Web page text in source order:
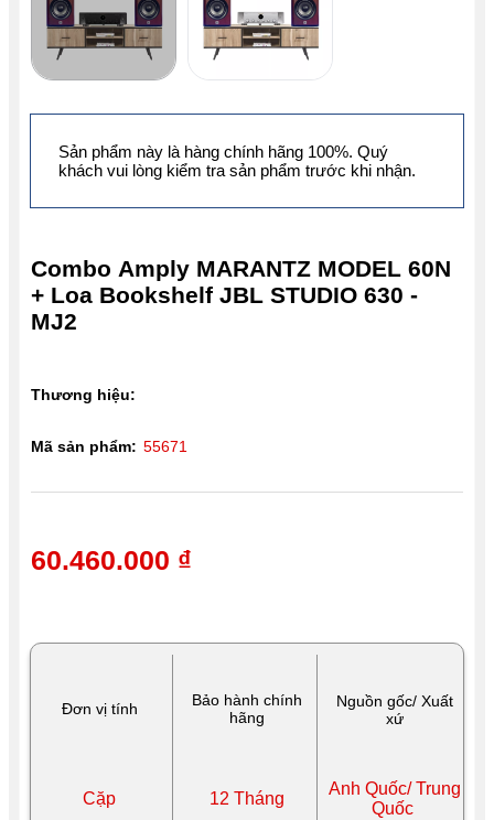
Đơn vị tính
Bảo hành chính
hãng
Nguồn gốc/ Xuất
xứ
Cặp 12 Tháng
Anh Quốc/ Trung
Quốc
Combo Amply MARANTZ MODEL 60N
+ Loa Bookshelf JBL STUDIO 630 -
MJ2
60.460.000 ₫
Thương hiệu:
Mã sản phẩm: 55671
Sản phẩm này là hàng chính hãng 100%. Quý
khách vui lòng kiểm tra sản phẩm trước khi nhận.